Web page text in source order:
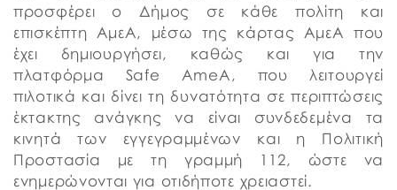
προσφέρει ο Δήμος σε κάθε πολίτη και
επισκέπτη ΑμεΑ, μέσω της κάρτας ΑμεΑ που
έχει δημιουργήσει, καθώς και για την
πλατφόρμα Safe AmeA, που λειτουργεί
πιλοτικά και δίνει τη δυνατότητα σε περιπτώσεις
έκτακτης ανάγκης να είναι συνδεδεμένα τα
κινητά των εγγεγραμμένων και η Πολιτική
Προστασία με τη γραμμή 112, ώστε να
ενημερώνονται για οτιδήποτε χρειαστεί.